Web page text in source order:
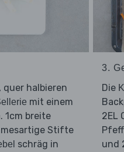
quer halbieren
mit einem
1cm breite
Stifte
schräg in
3.
Die
2EL
und